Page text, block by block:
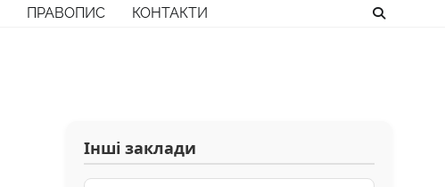
ПРАВОПИС КОНТАКТИ
Інші заклади